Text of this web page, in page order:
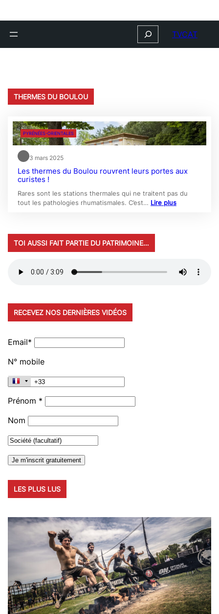
Search TVCAT
THERMES DU BOULOU
PYRÉNÉES-ORIENTALES
3 mars 2025
Les thermes du Boulou rouvrent leurs portes aux
curistes !
Rares sont les stations thermales qui ne traitent pas du
tout les pathologies rhumatismales. C’est… Lire plus
TOI AUSSI FAIT PARTIE DU PATRIMOINE…
RECEVEZ NOS DERNIÈRES VIDÉOS
Email*
N° mobile
Prénom *
Nom
LES PLUS LUS